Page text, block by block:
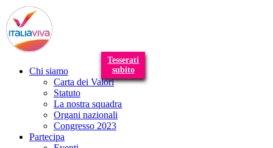
Tesserati
subito
Chi siamo
Carta dei Valori
Statuto
La nostra squadra
Organi nazionali
Congresso 2023
Partecipa